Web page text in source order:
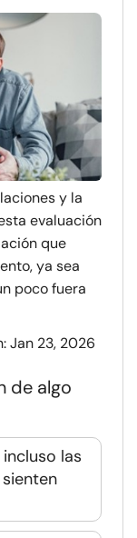
y la
evaluación
que
ya sea
poco fuera
Jan 23, 2026
de algo
las